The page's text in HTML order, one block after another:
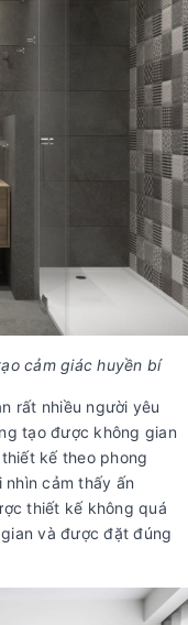
cảm giác huyền bí
rất nhiều người yêu
tạo được không gian
kế theo phong
cảm thấy ấn
thiết kế không quá
và được đặt đúng